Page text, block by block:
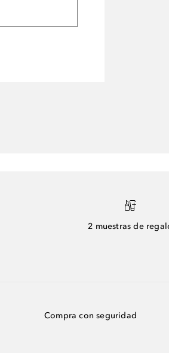
2 muestras de
Compra con seguridad